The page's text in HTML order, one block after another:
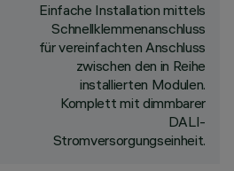
Einfache Installation mittels
Schnellklemmenanschluss
für vereinfachten Anschluss
zwischen den in Reihe
installierten Modulen.
Komplett mit dimmbarer
DALI-
Stromversorgungseinheit.